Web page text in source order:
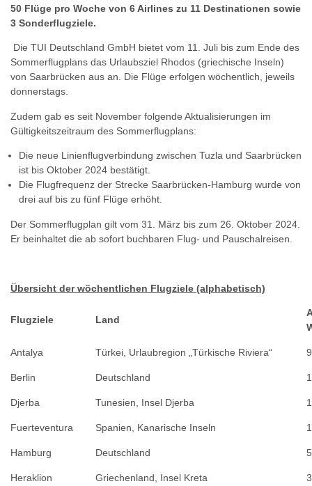
50 Flüge pro Woche von 6 Airlines zu 11 Destinationen sowie
3 Sonderflugziele.
Die TUI Deutschland GmbH bietet vom 11. Juli bis zum Ende des
Sommerflugplans das Urlaubsziel Rhodos (griechische Inseln)
von Saarbrücken aus an. Die Flüge erfolgen wöchentlich, jeweils
donnerstags.
Zudem gab es seit November folgende Aktualisierungen im
Gültigkeitszeitraum des Sommerflugplans:
Die neue Linienflugverbindung zwischen Tuzla und Saarbrücken
ist bis Oktober 2024 bestätigt.
Die Flugfrequenz der Strecke Saarbrücken-Hamburg wurde von
drei auf bis zu fünf Flüge erhöht.
Der Sommerflugplan gilt vom 31. März bis zum 26. Oktober 2024.
Er beinhaltet die ab sofort buchbaren Flug- und Pauschalreisen.
Übersicht der wöchentlichen Flugziele (alphabetisch)
Flugziele Land
Antalya Türkei, Urlaubregion „Türkische Riviera“ 9
Berlin Deutschland
Djerba Tunesien, Insel Djerba 1
Fuerteventura Spanien, Kanarische Inseln 1
Hamburg Deutschland 5
Heraklion Griechenland, Insel Kreta 3